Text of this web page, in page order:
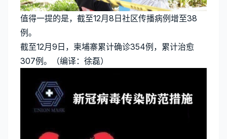
值得一提的是，截至12月8日社区传播病例增至38
例。
截至12月9日，柬埔寨累计确诊354例，累计治愈
307例。（编译：徐磊）